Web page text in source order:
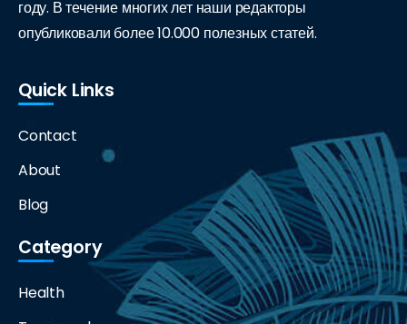
году. В течение многих лет наши редакторы
опубликовали более 10.000 полезных статей.
Quick Links
Contact
About
Blog
Category
Health